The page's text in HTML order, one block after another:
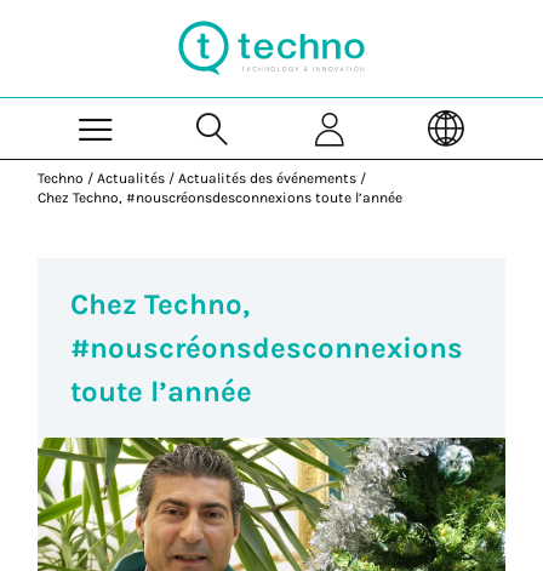
Techno / Actualités / Actualités des événements /
Chez Techno, #nouscréonsdesconnexions toute l’année
Chez Techno,
#nouscréonsdesconnexions
toute l’année